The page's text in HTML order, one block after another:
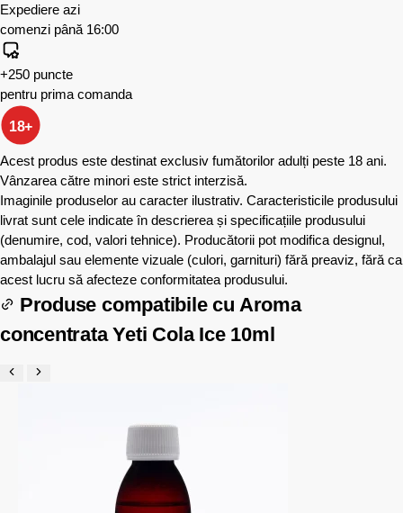
Expediere azi
comenzi până 16:00
+250 puncte
pentru prima comanda
18+
Acest produs este destinat exclusiv fumătorilor adulți peste 18 ani.
Vânzarea către minori este strict interzisă.
Imaginile produselor au caracter ilustrativ. Caracteristicile produsului
livrat sunt cele indicate în descrierea și specificațiile produsului
(denumire, cod, valori tehnice). Producătorii pot modifica designul,
ambalajul sau elemente vizuale (culori, garnituri) fără preaviz, fără ca
acest lucru să afecteze conformitatea produsului.
Produse compatibile cu Aroma
concentrata Yeti Cola Ice 10ml